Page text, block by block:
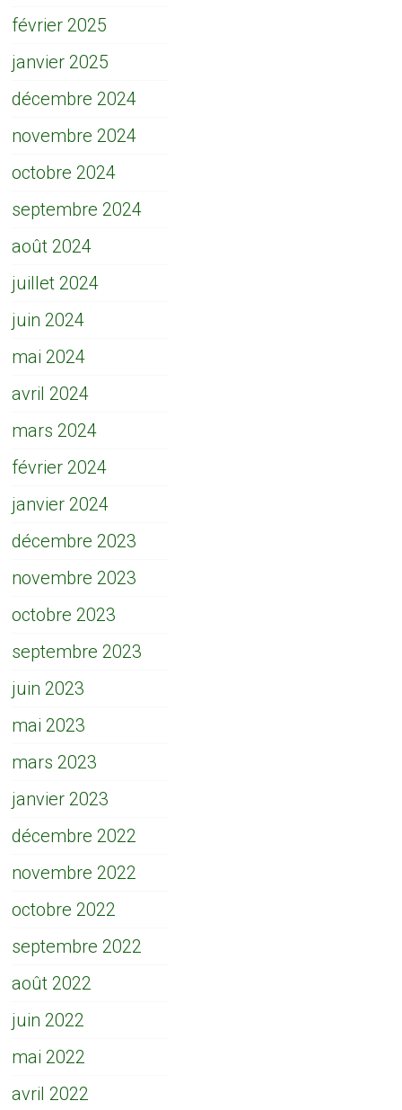
février 2025
janvier 2025
décembre 2024
novembre 2024
octobre 2024
septembre 2024
août 2024
juillet 2024
juin 2024
mai 2024
avril 2024
mars 2024
février 2024
janvier 2024
décembre 2023
novembre 2023
octobre 2023
septembre 2023
juin 2023
mai 2023
mars 2023
janvier 2023
décembre 2022
novembre 2022
octobre 2022
septembre 2022
août 2022
juin 2022
mai 2022
avril 2022